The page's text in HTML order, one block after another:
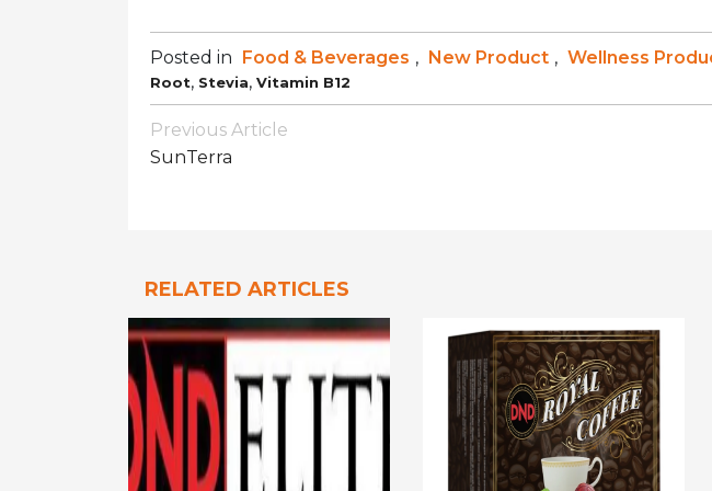
Posted in Food & Beverages , New Product , Wellness
Root, Stevia, Vitamin B12
Post
Navigation
Previous Article
SunTerra
RELATED ARTICLES